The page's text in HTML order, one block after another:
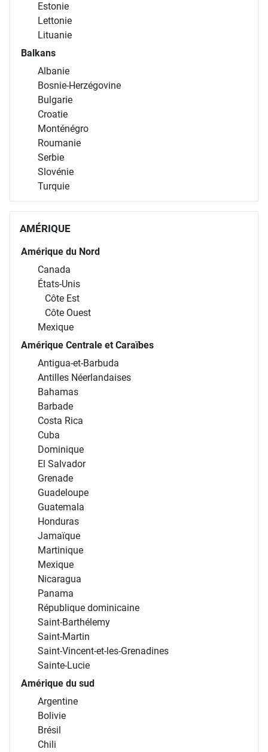
Estonie
Lettonie
Lituanie
Balkans
Albanie
Bosnie-Herzégovine
Bulgarie
Croatie
Monténégro
Roumanie
Serbie
Slovénie
Turquie
AMÉRIQUE
Amérique du Nord
Canada
États-Unis
Côte Est
Côte Ouest
Mexique
Amérique Centrale et Caraïbes
Antigua-et-Barbuda
Antilles Néerlandaises
Bahamas
Barbade
Costa Rica
Cuba
Dominique
El Salvador
Grenade
Guadeloupe
Guatemala
Honduras
Jamaïque
Martinique
Mexique
Nicaragua
Panama
République dominicaine
Saint-Barthélemy
Saint-Martin
Saint-Vincent-et-les-Grenadines
Sainte-Lucie
Amérique du sud
Argentine
Bolivie
Brésil
Chili